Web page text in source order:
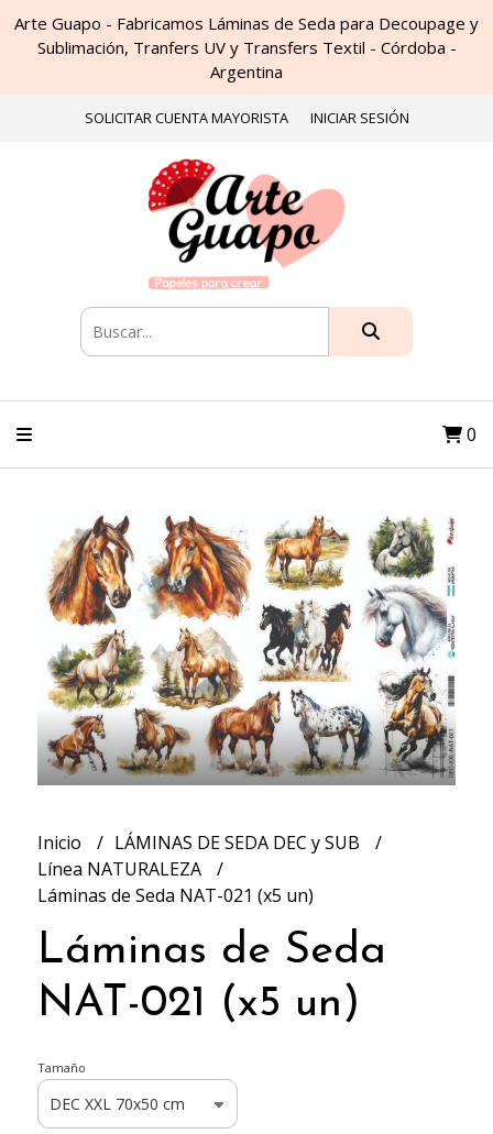
Arte Guapo - Fabricamos Láminas de Seda para Decoupage y
Sublimación, Tranfers UV y Transfers Textil - Córdoba -
Argentina
SOLICITAR CUENTA MAYORISTA INICIAR SESIÓN
0
Inicio
LÁMINAS DE SEDA DEC y SUB
Línea NATURALEZA
Láminas de Seda NAT-021 (x5 un)
Láminas de Seda
NAT-021 (x5 un)
Tamaño